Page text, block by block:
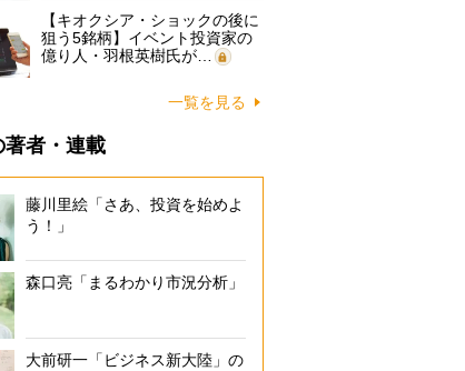
【キオクシア・ショックの後に
狙う5銘柄】イベント投資家の
億り人・羽根英樹氏が…
一覧を見る
著者・連載
藤川里絵「さあ、投資を始めよ
う！」
森口亮「まるわかり市況分析」
大前研一「ビジネス新大陸」の